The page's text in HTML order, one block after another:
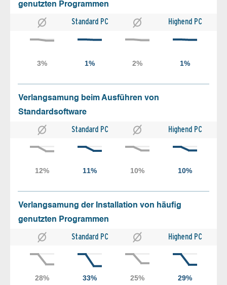
genutzten Programmen
Standard PC Highend PC
Verlangsamung beim Ausführen von
Standardsoftware
Standard PC Highend PC
Verlangsamung der Installation von häufig
genutzten Programmen
Standard PC Highend PC